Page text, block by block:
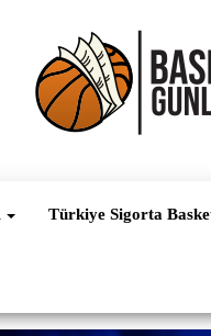
Türkiye Sigorta